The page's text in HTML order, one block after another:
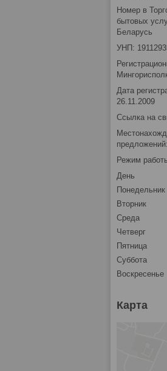
Номер в
бытовых
Беларусь
УНП:
Дата
26.11.2009
Ссылка на
Режим
День
Понедельник
Вторник
Среда
Четверг
Пятница
Суббота
Воскресенье
Карта